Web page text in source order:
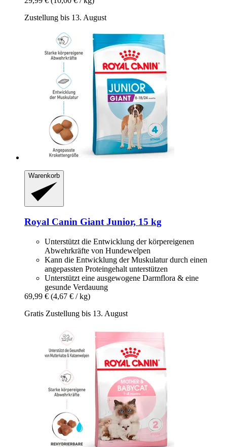
Zustellung bis 13. August
Warenkorb
Royal Canin Giant Junior, 15 kg
Unterstützt die Entwicklung der körpereigenen
Abwehrkräfte von Hundewelpen
Kann die Entwicklung der Muskulatur durch einen
angepassten Proteingehalt unterstützen
Unterstützt eine ausgewogene Darmflora & eine
gesunde Verdauung
69,99 € (4,67 € / kg)
Gratis Zustellung bis 13. August